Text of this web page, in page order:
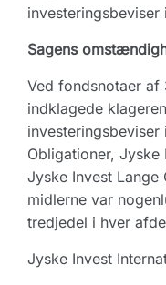
investeringsbeviser
Sagens
Ved fondsnotaer
indklagede
investeringsbeviser
Obligationer, Jyske
Jyske Invest Lange
midlerne var
tredjedel i hver
Jyske Invest